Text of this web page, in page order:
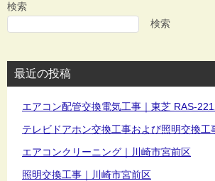
検索
検索
最近の投稿
エアコン配管交換電気工事｜東芝 RAS-
テレビドアホン交換工事および照明交換工
エアコンクリーニング｜川崎市宮前区
照明交換工事｜川崎市宮前区